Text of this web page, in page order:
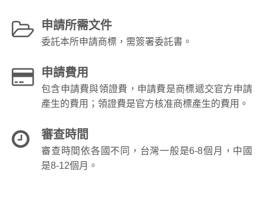
申請所需文件
委託本所申請商標，需簽署委託書。
申請費用
包含申請費與領證費，申請費是商標遞交官方申請
產生的費用；領證費是官方核准商標產生的費用。
審查時間
審查時間依各國不同，台灣一般是6-8個月，中國
是8-12個月。